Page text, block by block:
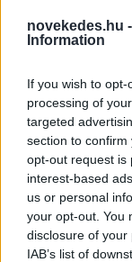
novekedes.hu -
Information
If you wish to
processing of
targeted
section to
opt-out request is
interest-based
us or personal
your opt-out. You
disclosure of
IAB’s list of
Kéthónapos
ELEMZÉSEK